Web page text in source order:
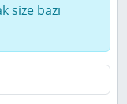
size bazı